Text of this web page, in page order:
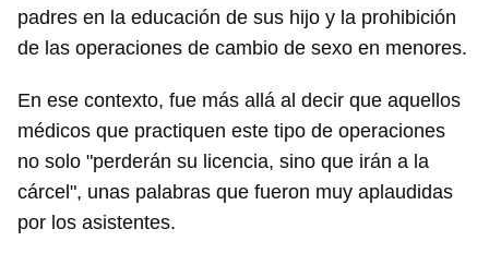
padres en la educación de sus hijo y la prohibición
de las operaciones de cambio de sexo en menores.
En ese contexto, fue más allá al decir que aquellos
médicos que practiquen este tipo de operaciones
no solo "perderán su licencia, sino que irán a la
cárcel", unas palabras que fueron muy aplaudidas
por los asistentes.